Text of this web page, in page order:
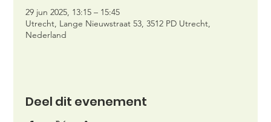
29 jun 2025, 13:15 – 15:45
Utrecht, Lange Nieuwstraat 53, 3512 PD Utrecht,
Nederland
Deel dit evenement